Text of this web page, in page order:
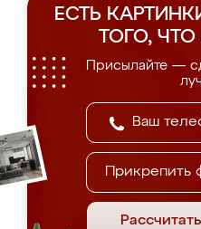
ЕСТЬ
ТОГО,
Присылайте —
Прикрепить